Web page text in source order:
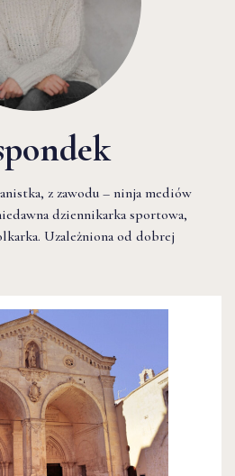
z zawodu – ninja mediów
dziennikarka sportowa,
Uzależniona od dobrej